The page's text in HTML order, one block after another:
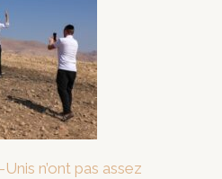
n’ont pas assez